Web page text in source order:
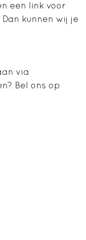
een link voor
kunnen wij je
via
Bel ons op